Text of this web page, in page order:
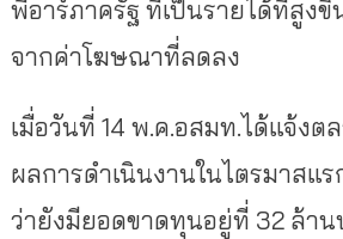
พีอาร์ภาครัฐ ที่เป็นรายได้ที่สูง
จากค่าโฆษณาที่ลดลง
เมื่อวันที่ 14 พ.ค.อสมท.ได้แจ้ง
ผลการดำเนินงานในไตรมาสแ
ว่ายังมียอดขาดทุนอยู่ที่ 32 ล้าน